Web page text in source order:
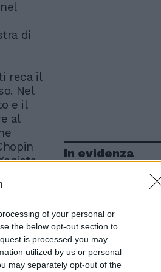
of your personal or
the below opt-out section to
is processed you may
utilized by us or personal
may separately opt-out of the
di
reca il
Nel
e il
al
al
In evidenza